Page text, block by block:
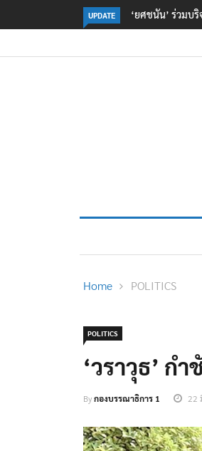
UPDATE ตร. อยู่ระหว่างส
Home POLITICS
POLITICS
‘วราวุธ’ ก
Byกองบรรณาธิการ 1 22